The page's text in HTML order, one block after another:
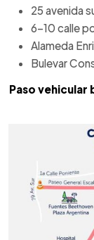
25 avenida
6-10 calle
Alameda
Bulevar
Paso vehicular